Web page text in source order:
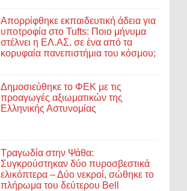
Απορρίφθηκε εκπαιδευτική άδεια για
υποτροφία στο Tufts: Ποιο μήνυμα
στέλνει η ΕΛ.ΑΣ. σε ένα από τα
κορυφαία πανεπιστήμια του κόσμου;
Δημοσιεύθηκε το ΦΕΚ με τις
προαγωγές αξιωματικών της
Ελληνικής Αστυνομίας
Τραγωδία στην Ψάθα:
Συγκρούστηκαν δύο πυροσβεστικά
ελικόπτερα – Δύο νεκροί, σώθηκε το
πλήρωμα του δεύτερου Bell